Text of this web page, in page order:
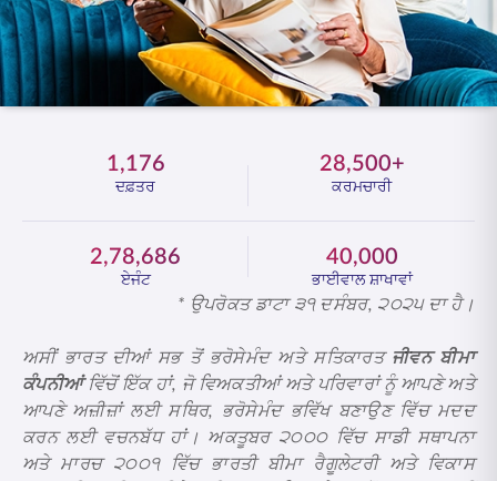
ENGLISH
ਆਨਲਾਈਨ ਖਰੀਦੋ ਪ੍ਰੀਮੀਅਮ ਭਰੋ
1,176
ਦਫ਼ਤਰ
28,500+
ਕਰਮਚਾਰੀ
2,78,686
ਏਜੰਟ
40,000
ਭਾਈਵਾਲ ਸ਼ਾਖਾਵਾਂ
* ਉਪਰੋਕਤ ਡਾਟਾ ੩੧ ਦਸੰਬਰ, ੨੦੨੫ ਦਾ ਹੈ।
ਅਸੀਂ ਭਾਰਤ ਦੀਆਂ ਸਭ ਤੋਂ ਭਰੋਸੇਮੰਦ ਅਤੇ ਸਤਿਕਾਰਤ ਜੀਵਨ ਬੀਮਾ
ਕੰਪਨੀਆਂਵਿੱਚੋਂ ਇੱਕ ਹਾਂ, ਜੋ ਵਿਅਕਤੀਆਂ ਅਤੇ ਪਰਿਵਾਰਾਂ ਨੂੰ ਆਪਣੇ ਅਤੇ
ਆਪਣੇ ਅਜ਼ੀਜ਼ਾਂ ਲਈ ਸਥਿਰ, ਭਰੋਸੇਮੰਦ ਭਵਿੱਖ ਬਣਾਉਣ ਵਿੱਚ ਮਦਦ
ਕਰਨ ਲਈ ਵਚਨਬੱਧ ਹਾਂ। ਅਕਤੂਬਰ ੨੦੦੦ ਵਿੱਚ ਸਾਡੀ ਸਥਾਪਨਾ
ਅਤੇ ਮਾਰਚ ੨੦੦੧ ਵਿੱਚ ਭਾਰਤੀ ਬੀਮਾ ਰੈਗੂਲੇਟਰੀ ਅਤੇ ਵਿਕਾਸ